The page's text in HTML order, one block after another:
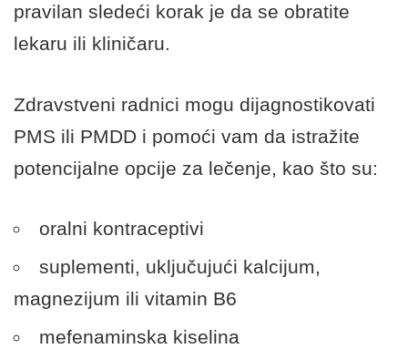
pravilan sledeći korak je da se obratite
lekaru ili kliničaru.
Zdravstveni radnici mogu dijagnostikovati
PMS ili PMDD i pomoći vam da istražite
potencijalne opcije za lečenje, kao što su:
oralni kontraceptivi
suplementi, uključujući kalcijum,
magnezijum ili vitamin B6
mefenaminska kiselina